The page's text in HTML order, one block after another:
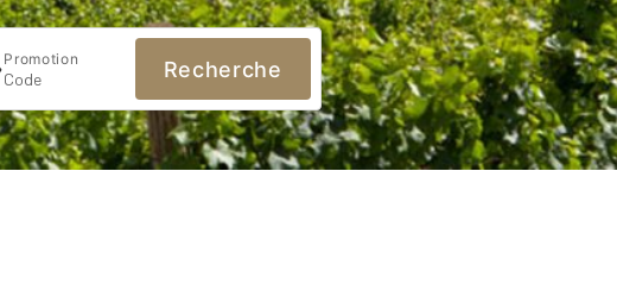
Promotion Recherche